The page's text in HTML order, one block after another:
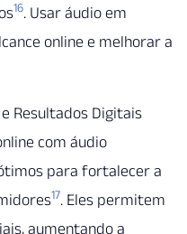
16. Usar áudio em
online e melhorar a
Resultados Digitais
com áudio
para fortalecer a
17. Eles permitem
aumentando a